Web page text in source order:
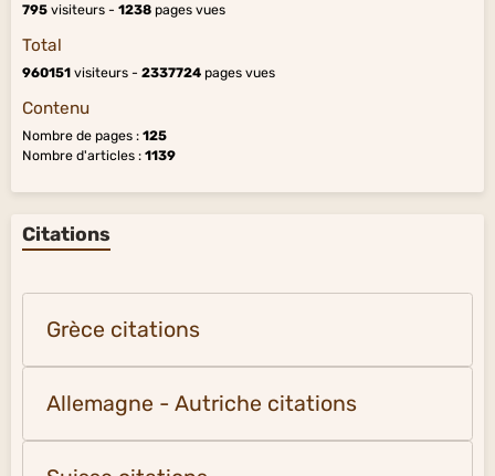
795 visiteurs - 1238 pages vues
Total
960151 visiteurs - 2337724 pages vues
Contenu
Nombre de pages : 125
Nombre d'articles : 1139
Citations
Grèce citations
Allemagne - Autriche citations